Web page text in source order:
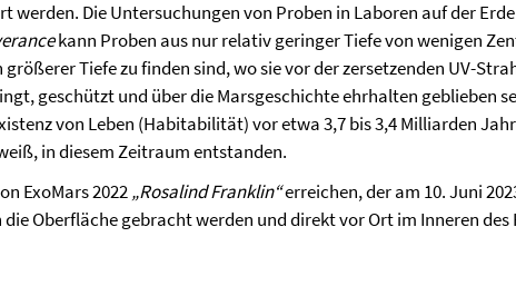
Die Untersuchungen von Proben in Laboren auf der
kann Proben aus nur relativ geringer Tiefe von wenigen
Tiefe zu finden sind, wo sie vor der zersetzenden UV-
geschützt und über die Marsgeschichte ehrhalten geblieben
von Leben (Habitabilität) vor etwa 3,7 bis 3,4 Milliarden
in diesem Zeitraum entstanden.
ExoMars 2022„Rosalind Franklin“erreichen, der am 10. Juni
Oberfläche gebracht werden und direkt vor Ort im Inneren